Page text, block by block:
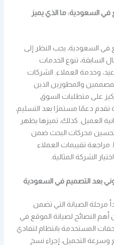
السعودية: ما الذي يميز
في السعودية، يجب النظر إلى
السابقة، تنوع الخدمات
وخدمة العملاء. الشركات
والمطورين الذين
على متطلبات السوق
دعمًا مستمرًا بعد التسليم،
العميل. كذلك، تميزها يظهر
تحسين محركات البحث ضمن
تقييمات العملاء
الشركة المثالية.
بعد التصميم في السعودية
مرحلة الصيانة التي تضمن
النصائح لصيانة الموقع في
المستخدمة بانتظام لتفادي
وسرعة التحميل، إجراء نسخ